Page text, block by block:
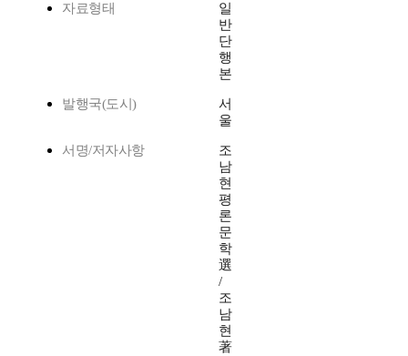
자료형태
일
반
단
행
본
발행국(도시)
서
울
서명/저자사항
조
남
현
평
론
문
학
選
/
조
남
현
著